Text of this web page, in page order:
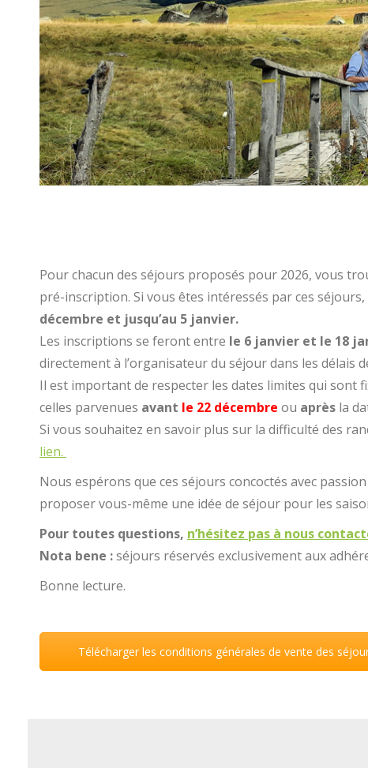
Pour chacun des séjours proposés pour 2026, vous
pré-inscription. Si vous êtes intéressés par ces
décembre et jusqu’au 5 janvier.
Les inscriptions se feront entre le 6 janvier et le 18
directement à l’organisateur du séjour dans les délais
Il est important de respecter les dates limites qui sont
celles parvenues avant le 22 décembre ou après la
Si vous souhaitez en savoir plus sur la difficulté des
lien.
Nous espérons que ces séjours concoctés avec
proposer vous-même une idée de séjour pour les
Pour toutes questions, n’hésitez pas à nous
Nota bene :séjours réservés exclusivement aux
Bonne lecture.
Télécharger les conditions générales de vente des